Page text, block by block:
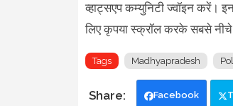
व्हाट्सएप कम्युनिटी ज्वॉइन करें।
लिए कृपया स्क्रॉल करके सबसे
Tags Madhyapradesh
Facebook